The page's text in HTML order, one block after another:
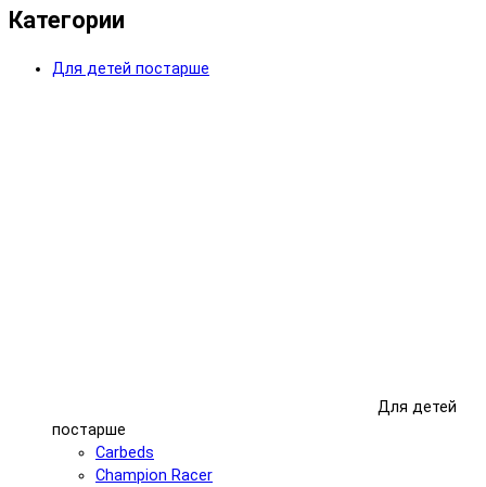
Категории
Для детей постарше
Для детей
постарше
Carbeds
Champion Racer